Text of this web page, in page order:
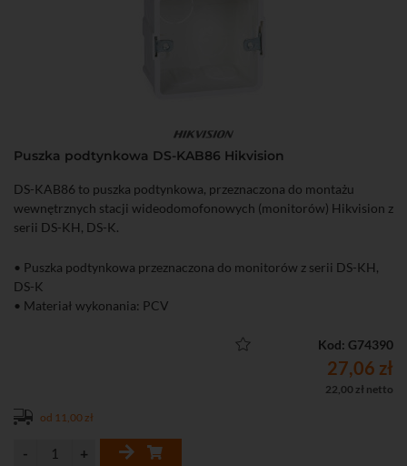
Puszka podtynkowa DS-KAB86 Hikvision
DS-KAB86 to puszka podtynkowa, przeznaczona do montażu
wewnętrznych stacji wideodomofonowych (monitorów) Hikvision z
serii DS-KH, DS-K.
• Puszka podtynkowa przeznaczona do monitorów z serii DS-KH,
DS-K
• Materiał wykonania: PCV
Kod: G74390
27,06 zł
22,00 zł netto
od 11,00 zł